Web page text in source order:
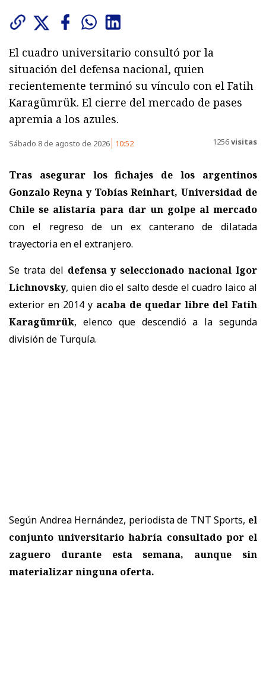
El cuadro universitario consultó por la
situación del defensa nacional, quien
recientemente terminó su vínculo con el Fatih
Karagümrük. El cierre del mercado de pases
apremia a los azules.
Sábado 8 de agosto de 2026 10:52 1256visitas
Tras asegurar los fichajes de los argentinos
Gonzalo Reyna y Tobías Reinhart, Universidad de
Chile se alistaría para dar un golpe al mercado
con el regreso de un ex canterano de dilatada
trayectoria en el extranjero.
Se trata del defensa y seleccionado nacional Igor
Lichnovsky, quien dio el salto desde el cuadro laico al
exterior en 2014 y acaba de quedar libre del Fatih
Karagümrük, elenco que descendió a la segunda
división de Turquía.
Según Andrea Hernández, periodista de TNT Sports, el
conjunto universitario habría consultado por el
zaguero
durante esta semana, aunque sin
materializar ninguna oferta.